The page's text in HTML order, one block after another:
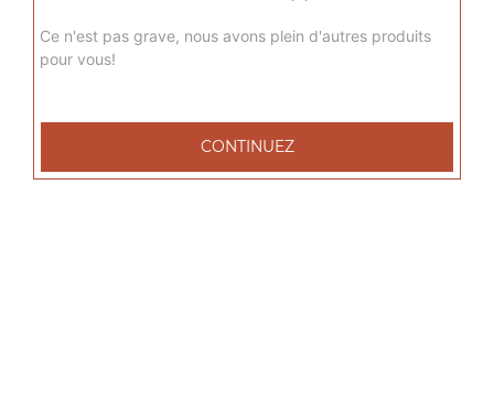
+
Ce n'est pas grave, nous avons plein d'autres produits
pour vous!
CONTINUEZ